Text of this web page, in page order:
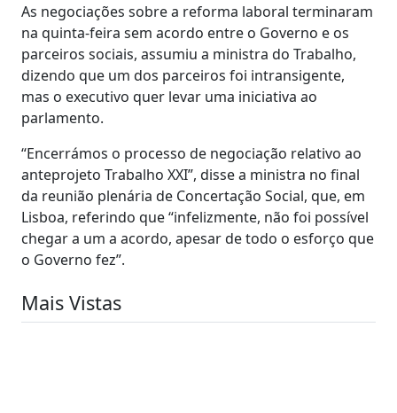
As negociações sobre a reforma laboral terminaram
na quinta-feira sem acordo entre o Governo e os
parceiros sociais, assumiu a ministra do Trabalho,
dizendo que um dos parceiros foi intransigente,
mas o executivo quer levar uma iniciativa ao
parlamento.
“Encerrámos o processo de negociação relativo ao
anteprojeto Trabalho XXI”, disse a ministra no final
da reunião plenária de Concertação Social, que, em
Lisboa, referindo que “infelizmente, não foi possível
chegar a um a acordo, apesar de todo o esforço que
o Governo fez”.
Mais Vistas